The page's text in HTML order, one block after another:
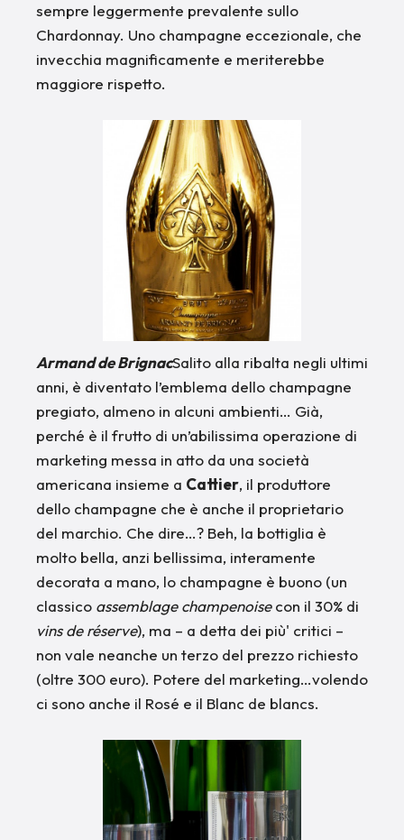
sempre leggermente prevalente sullo
Chardonnay. Uno champagne eccezionale, che
invecchia magnificamente e meriterebbe
maggiore rispetto.
Armand de BrignacSalito alla ribalta negli ultimi
anni, è diventato l’emblema dello champagne
pregiato, almeno in alcuni ambienti… Già,
perché è il frutto di un’abilissima operazione di
marketing messa in atto da una società
americana insieme a Cattier, il produttore
dello champagne che è anche il proprietario
del marchio. Che dire…? Beh, la bottiglia è
molto bella, anzi bellissima, interamente
decorata a mano, lo champagne è buono (un
classico assemblage champenoisecon il 30% di
vins de réserve), ma – a detta dei più' critici –
non vale neanche un terzo del prezzo richiesto
(oltre 300 euro). Potere del marketing…volendo
ci sono anche il Rosé e il Blanc de blancs.